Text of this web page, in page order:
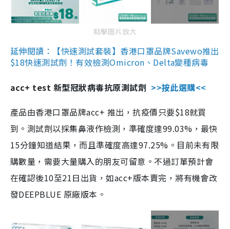
點擊圖片放大
延伸閱讀：【快速測試套裝】香港口罩品牌Savewo推出
$18快速測試劑！有效檢測Omicron、Delta變種病毒
acc+ test 新型冠狀病毒抗原測試劑 >>按此選購<<
產品由香港口罩品牌acc+ 推出，抗疫價只要$18就買
到。測試劑以採集鼻液作檢測，準確度達99.03%，最快
15分鐘知道結果，而且準確度高達97.25%。目前未有限
購數量，需要大量購入的朋友可留意。不過訂單預計會
在確認後10至21日出貨，如acc+版本賣完，將有機會改
發DEEPBLUE 原廠版本。